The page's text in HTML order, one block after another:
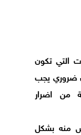
التي تكون
ضروري يجب
من اضرار
منه بشكل